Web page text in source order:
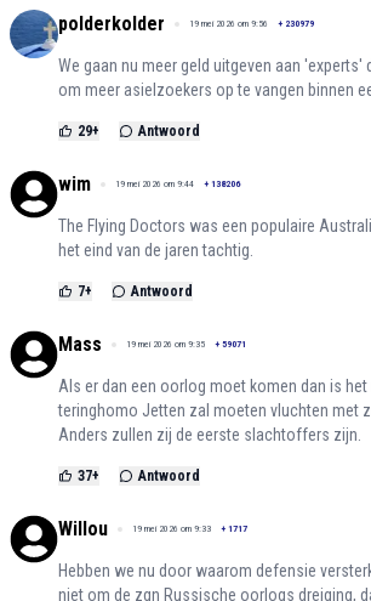
polderkolder 19 mei 2026 om 9:56 + 230979
We gaan nu meer geld uitgeven aan 'experts'
om meer asielzoekers op te vangen binnen
29+ Antwoord
wim 19 mei 2026 om 9:44 + 138206
The Flying Doctors was een populaire
het eind van de jaren tachtig.
7+ Antwoord
Mass 19 mei 2026 om 9:35 + 59071
Als er dan een oorlog moet komen dan is het
teringhomo Jetten zal moeten vluchten met
Anders zullen zij de eerste slachtoffers zijn.
37+ Antwoord
Willou 19 mei 2026 om 9:33 + 1717
Hebben we nu door waarom defensie
niet om de zgn Russische oorlogs dreiging,